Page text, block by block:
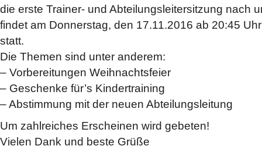
die erste Trainer- und Abteilungsleitersitzung nach
findet am Donnerstag, den 17.11.2016 ab 20:45
statt.
Die Themen sind unter anderem:
– Vorbereitungen Weihnachtsfeier
– Geschenke für’s Kindertraining
– Abstimmung mit der neuen Abteilungsleitung
Um zahlreiches Erscheinen wird gebeten!
Vielen Dank und beste Grüße